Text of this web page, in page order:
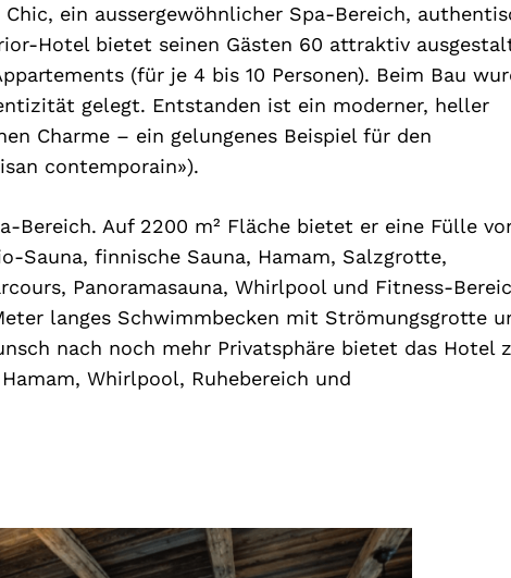
ein aussergewöhnlicher Spa-Bereich,
Hotel bietet seinen Gästen 60 attraktiv
(für je 4 bis 10 Personen). Beim Bau
gelegt. Entstanden ist ein moderner, heller
Charme – ein gelungenes Beispiel für den
contemporain»).
Bereich. Auf 2200 m² Fläche bietet er eine Fülle
Sauna, finnische Sauna, Hamam, Salzgrotte,
Panoramasauna, Whirlpool und Fitness-
langes Schwimmbecken mit Strömungsgrotte
nach noch mehr Privatsphäre bietet das Hotel
Whirlpool, Ruhebereich und